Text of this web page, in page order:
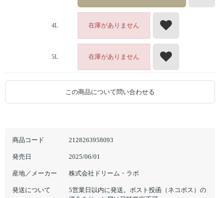
商品コード 2128263958093
発売日 2025/06/01
産地／メーカー 株式会社ドリーム・ラボ
発送について
5営業日以内に発送。ポスト投函（ネコポス）の
4L 在庫がありません
5L 在庫がありません
この商品について問い合わせる